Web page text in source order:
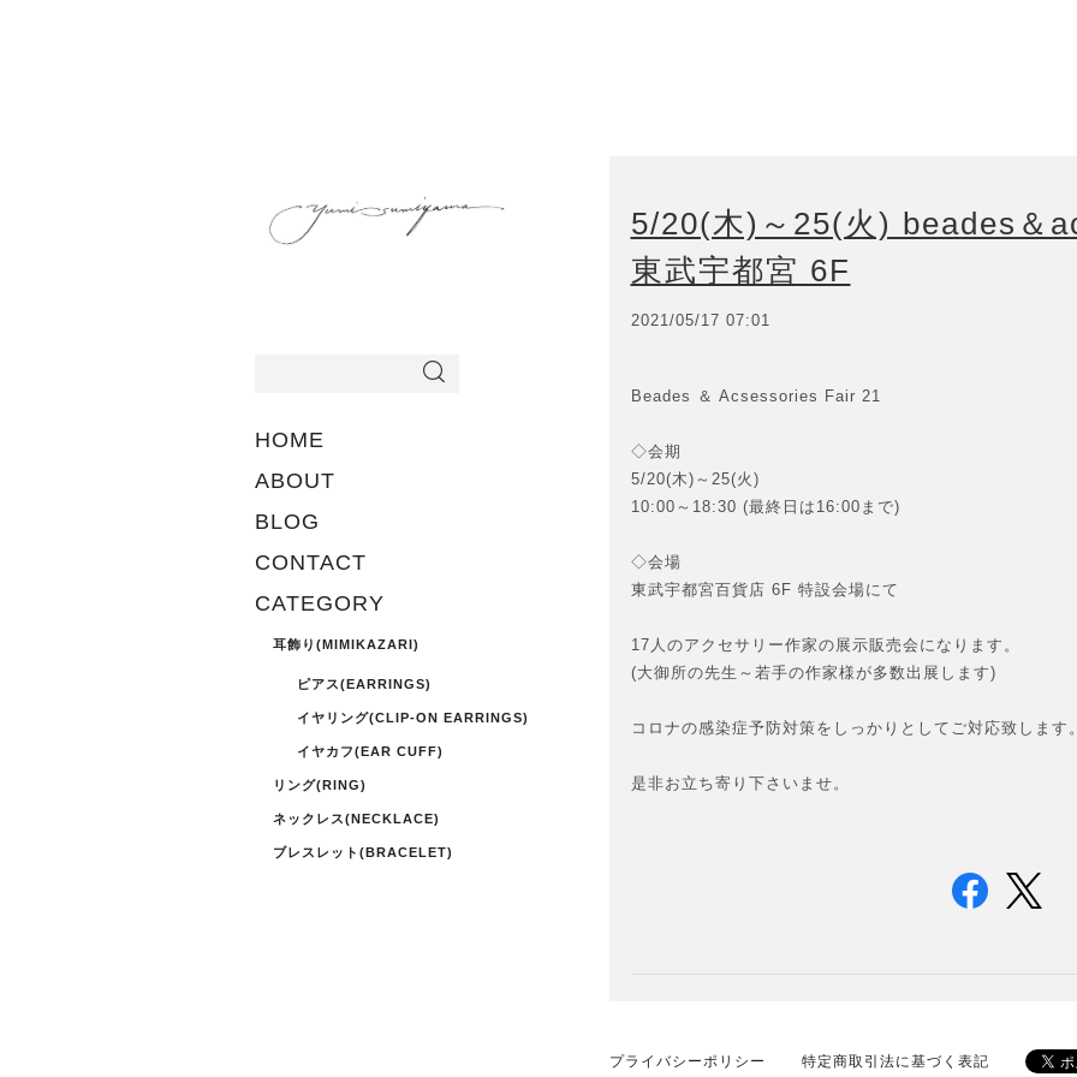
HOME
ABOUT
BLOG
CONTACT
CATEGORY
耳飾り(MIMIKAZARI)
ピアス(EARRINGS)
イヤリング(CLIP-ON EARRINGS)
イヤカフ(EAR CUFF)
リング(RING)
ネックレス(NECKLACE)
ブレスレット(BRACELET)
5/20(木)～25(火) beades＆
東武宇都宮 6F
2021/05/17 07:01
Beades ＆ Acsessories Fair 21
◇会期
5/20(木)～25(火)
10:00～18:30 (最終日は16:00まで)
◇会場
東武宇都宮百貨店 6F 特設会場にて
17人のアクセサリー作家の展示販売会になります。
(大御所の先生～若手の作家様が多数出展します)
コロナの感染症予防対策をしっかりとしてご対応致します
是非お立ち寄り下さいませ。
プライバシーポリシー 特定商取引法に基づく表記